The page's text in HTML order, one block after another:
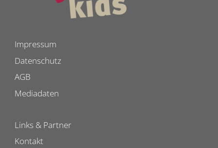
Impressum
Datenschutz
AGB
Mediadaten
Links & Partner
Kontakt